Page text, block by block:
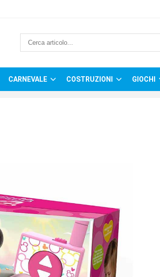
CARNEVALE COSTRUZIONI GIOCHI